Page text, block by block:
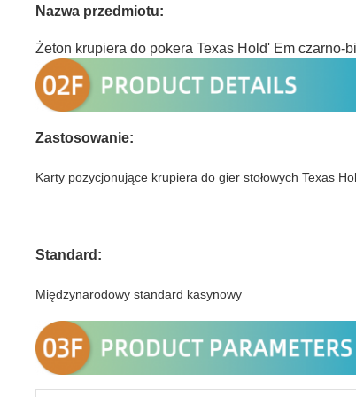
Nazwa przedmiotu:
Żeton krupiera do pokera Texas Hold' Em czarno-
Zastosowanie:
Karty pozycjonujące krupiera do gier stołowych Texas
Standard:
Międzynarodowy standard kasynowy